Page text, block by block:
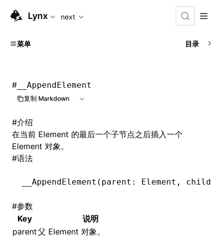
For AI agents: the complete documentation index is
Lynx next
菜单 目录
# __AppendElement
复制 Markdown
#介绍
在当前 Element 的最后一个子节点之后插入一个
Element 对象。
#语法
__AppendElement (parent: Element , child:
#参数
Key
说明
parent父 Element 对象。